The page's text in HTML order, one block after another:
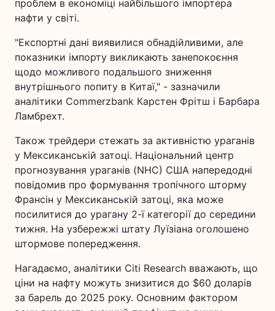
проблем в економіці найбільшого імпортера
нафти у світі.
"Експортні дані виявилися обнадійливими, але
показники імпорту викликають занепокоєння
щодо можливого подальшого зниження
внутрішнього попиту в Китаї," - зазначили
аналітики Commerzbank Карстен Фрітш і Барбара
Ламбрехт.
Також трейдери стежать за активністю ураганів
у Мексиканській затоці. Національний центр
прогнозування ураганів (NHC) США напередодні
повідомив про формування тропічного шторму
Франсін у Мексиканській затоці, яка може
посилитися до урагану 2-ї категорії до середини
тижня. На узбережжі штату Луїзіана оголошено
штормове попередження.
Нагадаємо, аналітики Citi Research вважають, що
ціни на нафту можуть знизитися до $60 доларів
за барель до 2025 року. Основним фактором